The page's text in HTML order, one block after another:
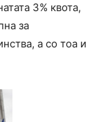
3% квота,
за
а со тоа и